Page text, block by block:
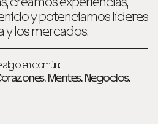
y potenciamoslíderes
y los mercados.
en común:
Mentes. Negocios.